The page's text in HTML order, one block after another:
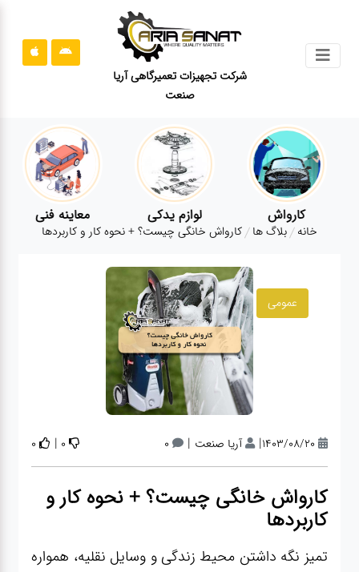
شرکت تجهیزات تعمیرگاهی آریا
صنعت
قوانین
سایت
ارتباط
روغنی
مکانیکی
کارواش لوازم یدکی معاینه فنی
خانه بلاگ ها کارواش خانگی چیست؟ + نحوه کار و کاربردها
عمومی
1403/08/20
| آریا صنعت |
0
0
|
0
کارواش خانگی چیست؟ + نحوه کار و
کاربردها
تمیز نگه داشتن محیط زندگی و وسایل نقلیه، همواره